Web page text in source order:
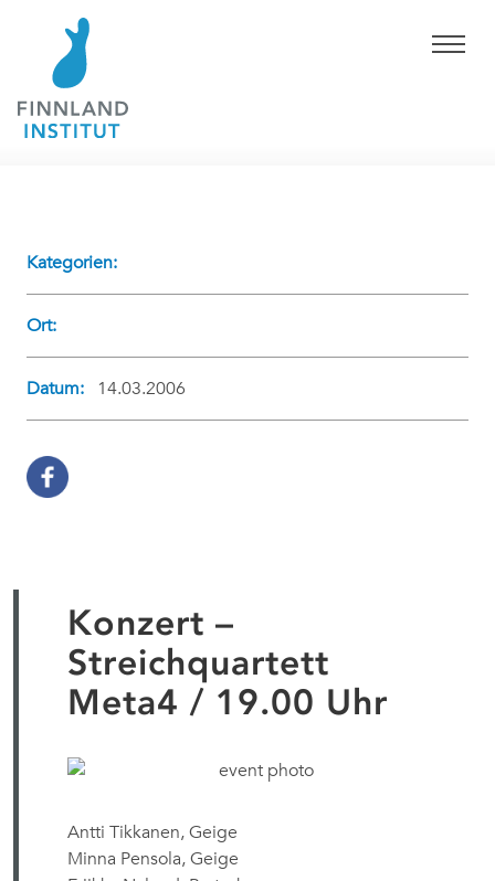
Kategorien:
Ort:
Datum: 14.03.2006
Konzert –
Streichquartett
Meta4 / 19.00 Uhr
Antti Tikkanen, Geige
Minna Pensola, Geige